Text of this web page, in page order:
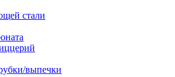
стали
выпечки